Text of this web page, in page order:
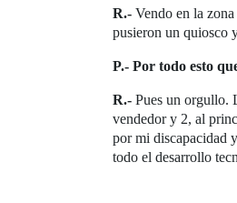
R.- Vendo en la
pusieron un quiosco
P.- Por todo esto
R.- Pues un orgullo.
vendedor y 2, al
por mi discapacidad
todo el desarrollo